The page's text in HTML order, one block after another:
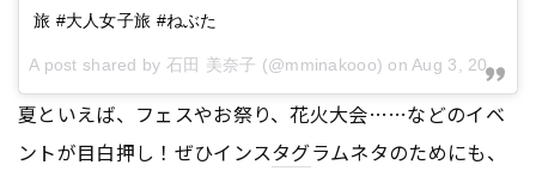
旅 #大人女子旅 #ねぶた
A post shared by 石田 美奈子 (@mminakooo) on Aug 3, 2016 at 3:31am PDT
夏といえば、フェスやお祭り、花火大会……などのイベ
ントが目白押し！ぜひインスタグラムネタのためにも、